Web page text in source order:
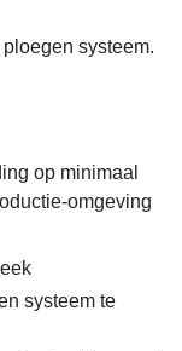
systeem.
op minimaal
omgeving
systeem te